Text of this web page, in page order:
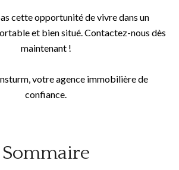
cette opportunité de vivre dans un
et bien situé. Contactez-nous dès
maintenant !
votre agence immobilière de
confiance.
Sommaire